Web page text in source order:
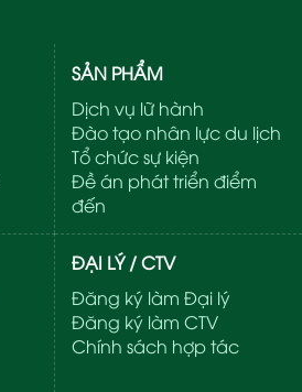
SẢN PHẨM
Dịch vụ lữ hành
Đào tạo nhân lực du lịch
Tổ chức sự kiện
Đề án phát triển điểm
đến
ĐẠI LÝ / CTV
Đăng ký làm Đại lý
Đăng ký làm CTV
Chính sách hợp tác